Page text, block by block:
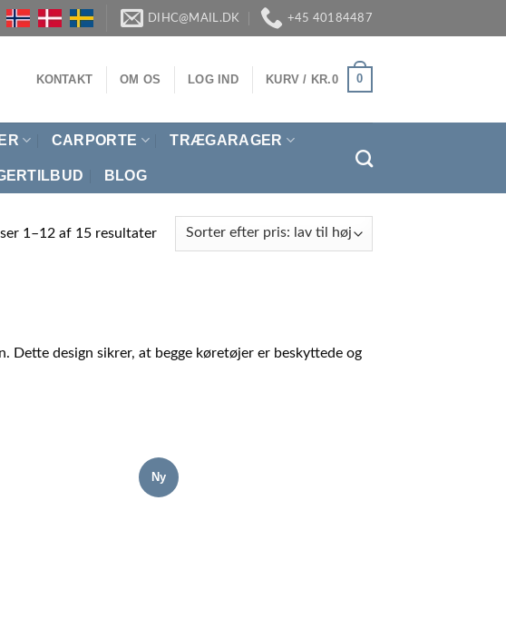
DIHC@MAIL.DK +45 40184487
KONTAKT OM OS LOG IND KURV / KR.0 0
CARPORTE TRÆGARAGER
BLOG
1–12 af 15 resultater
design sikrer, at begge køretøjer er beskyttede og
Ny